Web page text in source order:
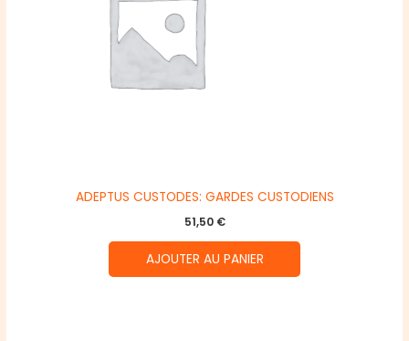
ADEPTUS CUSTODES: GARDES CUSTODIENS
51,50 €
AJOUTER AU PANIER